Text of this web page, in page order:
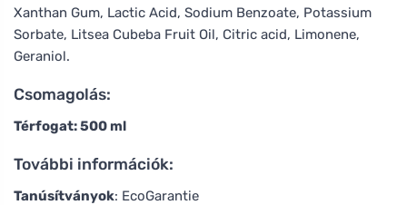
Xanthan Gum, Lactic Acid, Sodium Benzoate, Potassium
Sorbate, Litsea Cubeba Fruit Oil, Citric acid, Limonene,
Geraniol.
Csomagolás:
Térfogat: 500 ml
További információk:
Tanúsítványok: EcoGarantie